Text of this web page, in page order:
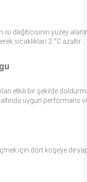
dağıtıcısının yüzey
sıcaklıkları 2 °C azaltır.
etkili bir şekilde
uygun performans
için dört köşeye de